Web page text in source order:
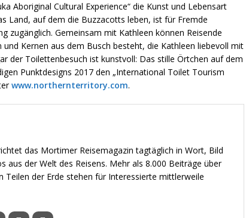
Aboriginal Cultural Experience“ die Kunst und Lebensart
Land, auf dem die Buzzacotts leben, ist für Fremde
zugänglich. Gemeinsam mit Kathleen können Reisende
und Kernen aus dem Busch besteht, die Kathleen liebevoll mit
der Toilettenbesuch ist kunstvoll: Das stille Örtchen auf dem
Punktdesigns 2017 den „International Toilet Tourism
www.northernterritory.com.
das Mortimer Reisemagazin tagtäglich in Wort, Bild
aus der Welt des Reisens. Mehr als 8.000 Beiträge über
Teilen der Erde stehen für Interessierte mittlerweile